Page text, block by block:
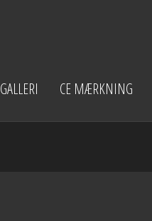
GALLERI CE MÆRKNING